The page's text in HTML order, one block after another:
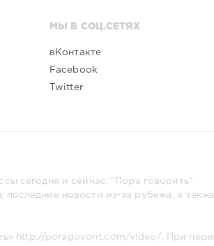
МЫ В СОЦ.СЕТЯХ
вКонтакте
Facebook
Twitter
сегодня и сейчас. "Пора говорить"
новости из-за рубежа, а также
http://poragovorit.com/video/ . При